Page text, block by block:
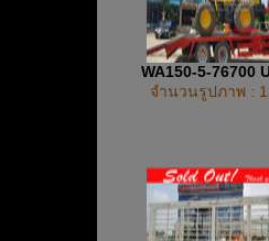
WA150-5-76700
จำนวนรูปภาพ :